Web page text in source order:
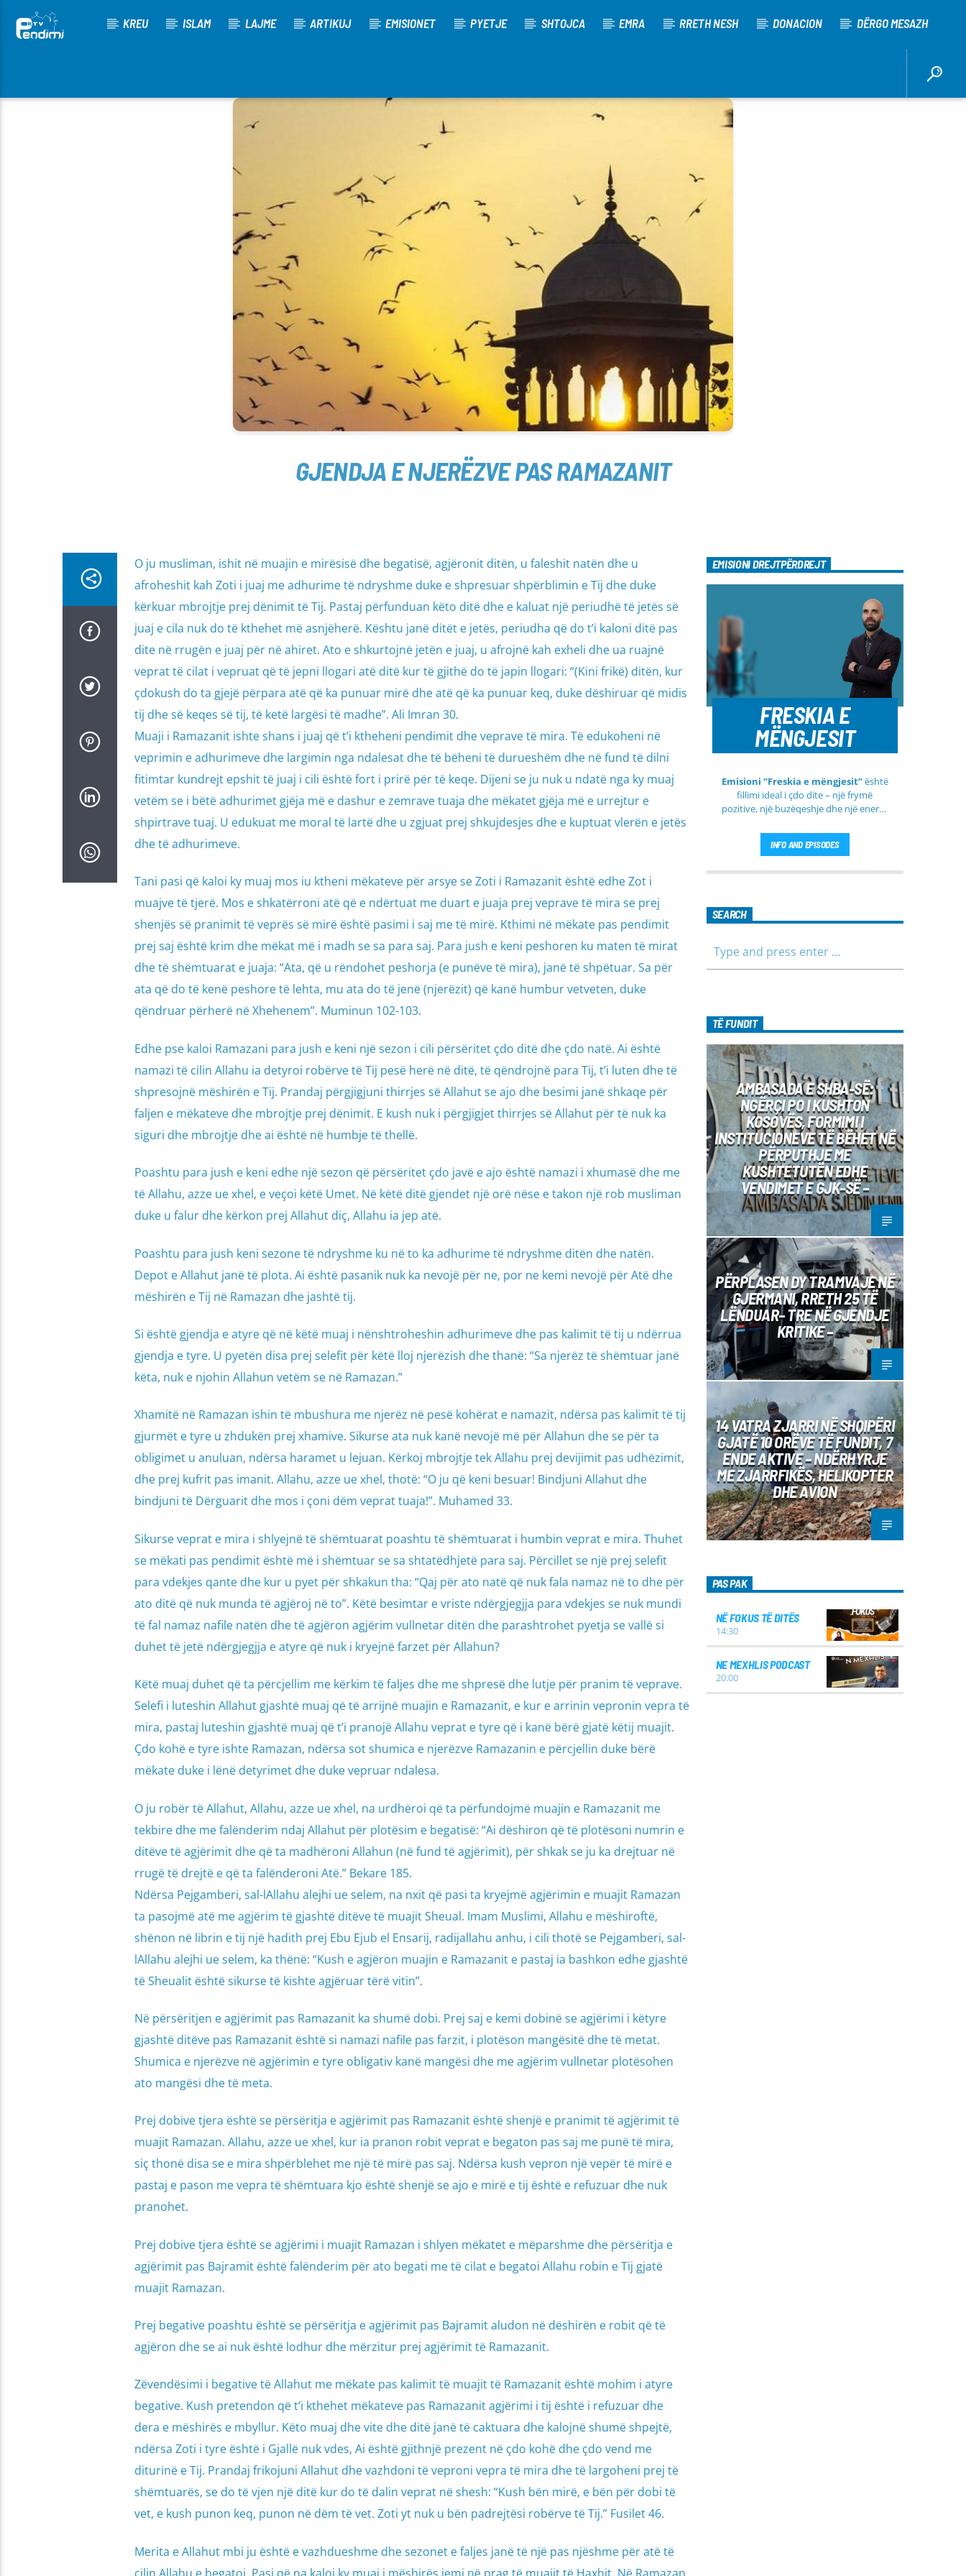
KREU ISLAM LAJME ARTIKUJ EMISIONET PYETJE SHTOJCA EMRA RRETH NESH DONACION DËRGO MESAZH
[There are no radio stations in the database]
GJENDJA E NJERËZVE PAS RAMAZANIT
O ju musliman, ishit në muajin e mirësisë dhe begatisë, agjëronit ditën, u faleshit natën dhe u
afroheshit kah Zoti i juaj me adhurime të ndryshme duke e shpresuar shpërblimin e Tij dhe duke
kërkuar mbrojtje prej dënimit të Tij. Pastaj përfunduan këto ditë dhe e kaluat një periudhë të jetës së
juaj e cila nuk do të kthehet më asnjëherë. Kështu janë ditët e jetës, periudha që do t’i kaloni ditë pas
dite në rrugën e juaj për në ahiret. Ato e shkurtojnë jetën e juaj, u afrojnë kah exheli dhe ua ruajnë
veprat të cilat i vepruat që të jepni llogari atë ditë kur të gjithë do të japin llogari: “(Kini frikë) ditën, kur
çdokush do ta gjejë përpara atë që ka punuar mirë dhe atë që ka punuar keq, duke dëshiruar që midis
tij dhe së keqes së tij, të ketë largësi të madhe”. Ali Imran 30.
Muaji i Ramazanit ishte shans i juaj që t’i ktheheni pendimit dhe veprave të mira. Të edukoheni në
veprimin e adhurimeve dhe largimin nga ndalesat dhe të bëheni të durueshëm dhe në fund të dilni
fitimtar kundrejt epshit të juaj i cili është fort i prirë për të keqe. Dijeni se ju nuk u ndatë nga ky muaj
vetëm se i bëtë adhurimet gjëja më e dashur e zemrave tuaja dhe mëkatet gjëja më e urrejtur e
shpirtrave tuaj. U edukuat me moral të lartë dhe u zgjuat prej shkujdesjes dhe e kuptuat vlerën e jetës
dhe të adhurimeve.
Tani pasi që kaloi ky muaj mos iu ktheni mëkateve për arsye se Zoti i Ramazanit është edhe Zot i
muajve të tjerë. Mos e shkatërroni atë që e ndërtuat me duart e juaja prej veprave të mira se prej
shenjës së pranimit të veprës së mirë është pasimi i saj me të mirë. Kthimi në mëkate pas pendimit
prej saj është krim dhe mëkat më i madh se sa para saj. Para jush e keni peshoren ku maten të mirat
dhe të shëmtuarat e juaja: “Ata, që u rëndohet peshorja (e punëve të mira), janë të shpëtuar. Sa për
ata që do të kenë peshore të lehta, mu ata do të jenë (njerëzit) që kanë humbur vetveten, duke
qëndruar përherë në Xhehenem”. Muminun 102-103.
Edhe pse kaloi Ramazani para jush e keni një sezon i cili përsëritet çdo ditë dhe çdo natë. Ai është
namazi të cilin Allahu ia detyroi robërve të Tij pesë herë në ditë, të qëndrojnë para Tij, t’i luten dhe të
shpresojnë mëshirën e Tij. Prandaj përgjigjuni thirrjes së Allahut se ajo dhe besimi janë shkaqe për
faljen e mëkateve dhe mbrojtje prej dënimit. E kush nuk i përgjigjet thirrjes së Allahut për të nuk ka
siguri dhe mbrojtje dhe ai është në humbje të thellë.
Poashtu para jush e keni edhe një sezon që përsëritet çdo javë e ajo është namazi i xhumasë dhe me
të Allahu, azze ue xhel, e veçoi këtë Umet. Në këtë ditë gjendet një orë nëse e takon një rob musliman
duke u falur dhe kërkon prej Allahut diç, Allahu ia jep atë.
Poashtu para jush keni sezone të ndryshme ku në to ka adhurime të ndryshme ditën dhe natën.
Depot e Allahut janë të plota. Ai është pasanik nuk ka nevojë për ne, por ne kemi nevojë për Atë dhe
mëshirën e Tij në Ramazan dhe jashtë tij.
Si është gjendja e atyre që në këtë muaj i nënshtroheshin adhurimeve dhe pas kalimit të tij u ndërrua
gjendja e tyre. U pyetën disa prej selefit për këtë lloj njerëzish dhe thanë: “Sa njerëz të shëmtuar janë
këta, nuk e njohin Allahun vetëm se në Ramazan.”
Xhamitë në Ramazan ishin të mbushura me njerëz në pesë kohërat e namazit, ndërsa pas kalimit të tij
gjurmët e tyre u zhdukën prej xhamive. Sikurse ata nuk kanë nevojë më për Allahun dhe se për ta
obligimet u anuluan, ndërsa haramet u lejuan. Kërkoj mbrojtje tek Allahu prej devijimit pas udhëzimit,
dhe prej kufrit pas imanit. Allahu, azze ue xhel, thotë: “O ju që keni besuar! Bindjuni Allahut dhe
bindjuni të Dërguarit dhe mos i çoni dëm veprat tuaja!”. Muhamed 33.
Sikurse veprat e mira i shlyejnë të shëmtuarat poashtu të shëmtuarat i humbin veprat e mira. Thuhet
se mëkati pas pendimit është më i shëmtuar se sa shtatëdhjetë para saj. Përcillet se një prej selefit
para vdekjes qante dhe kur u pyet për shkakun tha: “Qaj për ato natë që nuk fala namaz në to dhe për
ato ditë që nuk munda të agjëroj në to”. Këtë besimtar e vriste ndërgjegjja para vdekjes se nuk mundi
të fal namaz nafile natën dhe të agjëron agjërim vullnetar ditën dhe parashtrohet pyetja se vallë si
duhet të jetë ndërgjegjja e atyre që nuk i kryejnë farzet për Allahun?
Këtë muaj duhet që ta përcjellim me kërkim të faljes dhe me shpresë dhe lutje për pranim të veprave.
Selefi i luteshin Allahut gjashtë muaj që të arrijnë muajin e Ramazanit, e kur e arrinin vepronin vepra të
mira, pastaj luteshin gjashtë muaj që t’i pranojë Allahu veprat e tyre që i kanë bërë gjatë këtij muajit.
Çdo kohë e tyre ishte Ramazan, ndërsa sot shumica e njerëzve Ramazanin e përcjellin duke bërë
mëkate duke i lënë detyrimet dhe duke vepruar ndalesa.
O ju robër të Allahut, Allahu, azze ue xhel, na urdhëroi që ta përfundojmë muajin e Ramazanit me
tekbire dhe me falënderim ndaj Allahut për plotësim e begatisë: “Ai dëshiron që të plotësoni numrin e
ditëve të agjërimit dhe që ta madhëroni Allahun (në fund të agjërimit), për shkak se ju ka drejtuar në
rrugë të drejtë e që ta falënderoni Atë.” Bekare 185.
Ndërsa Pejgamberi, sal-lAllahu alejhi ue selem, na nxit që pasi ta kryejmë agjërimin e muajit Ramazan
ta pasojmë atë me agjërim të gjashtë ditëve të muajit Sheual. Imam Muslimi, Allahu e mëshiroftë,
shënon në librin e tij një hadith prej Ebu Ejub el Ensarij, radijallahu anhu, i cili thotë se Pejgamberi, sal-
lAllahu alejhi ue selem, ka thënë: “Kush e agjëron muajin e Ramazanit e pastaj ia bashkon edhe gjashtë
të Sheualit është sikurse të kishte agjëruar tërë vitin”.
Në përsëritjen e agjërimit pas Ramazanit ka shumë dobi. Prej saj e kemi dobinë se agjërimi i këtyre
gjashtë ditëve pas Ramazanit është si namazi nafile pas farzit, i plotëson mangësitë dhe të metat.
Shumica e njerëzve në agjërimin e tyre obligativ kanë mangësi dhe me agjërim vullnetar plotësohen
ato mangësi dhe të meta.
Prej dobive tjera është se përsëritja e agjërimit pas Ramazanit është shenjë e pranimit të agjërimit të
muajit Ramazan. Allahu, azze ue xhel, kur ia pranon robit veprat e begaton pas saj me punë të mira,
siç thonë disa se e mira shpërblehet me një të mirë pas saj. Ndërsa kush vepron një vepër të mirë e
pastaj e pason me vepra të shëmtuara kjo është shenjë se ajo e mirë e tij është e refuzuar dhe nuk
pranohet.
Prej dobive tjera është se agjërimi i muajit Ramazan i shlyen mëkatet e mëparshme dhe përsëritja e
agjërimit pas Bajramit është falënderim për ato begati me të cilat e begatoi Allahu robin e Tij gjatë
muajit Ramazan.
Prej begative poashtu është se përsëritja e agjërimit pas Bajramit aludon në dëshirën e robit që të
agjëron dhe se ai nuk është lodhur dhe mërzitur prej agjërimit të Ramazanit.
Zëvendësimi i begative të Allahut me mëkate pas kalimit të muajit të Ramazanit është mohim i atyre
begative. Kush pretendon që t’i kthehet mëkateve pas Ramazanit agjërimi i tij është i refuzuar dhe
dera e mëshirës e mbyllur. Këto muaj dhe vite dhe ditë janë të caktuara dhe kalojnë shumë shpejtë,
ndërsa Zoti i tyre është i Gjallë nuk vdes, Ai është gjithnjë prezent në çdo kohë dhe çdo vend me
diturinë e Tij. Prandaj frikojuni Allahut dhe vazhdoni të veproni vepra të mira dhe të largoheni prej të
shëmtuarës, se do të vjen një ditë kur do të dalin veprat në shesh: “Kush bën mirë, e bën për dobi të
vet, e kush punon keq, punon në dëm të vet. Zoti yt nuk u bën padrejtësi robërve të Tij.” Fusilet 46.
Merita e Allahut mbi ju është e vazhdueshme dhe sezonet e faljes janë të një pas njëshme për atë të
EMISIONI DREJTPËRDREJT
FRESKIA E
MËNGJESIT
Emisioni “Freskia e mëngjesit”është
fillimi ideal i çdo dite – një frymë
pozitive, një buzëqeshje dhe një energji
RTV Pendimi. Ky emision i përditshëm
synon ta bëjë mëngjesin tuaj më të
ngrohtë, duke ju shoqëruar në orët e
larmishme dhe të dobishme për të
gjithë familjen.
INFO AND EPISODES
SEARCH
TË FUNDIT
AMBASADA E SHBA-SË:
NGËRÇI PO I KUSHTON
KOSOVËS, FORMIMI I
INSTITUCIONEVE TË BËHET NË
PËRPUTHJE ME
KUSHTETUTËN EDHE
VENDIMET E GJK-SË –
PËRPLASEN DY TRAMVAJE NË
GJERMANI, RRETH 25 TË
LËNDUAR– TRE NË GJENDJE
KRITIKE –
14 VATRA ZJARRI NË SHQIPËRI
GJATË 10 ORËVE TË FUNDIT, 7
ENDE AKTIVE – NDËRHYRJE
ME ZJARRFIKËS, HELIKOPTER
DHE AVION
PAS PAK
NË FOKUS TË DITËS
14:30
NE MEXHLIS PODCAST
20:00